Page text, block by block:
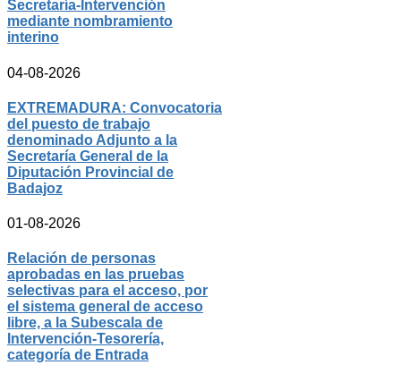
Secretaría-Intervención
mediante nombramiento
interino
04-08-2026
EXTREMADURA: Convocatoria
del puesto de trabajo
denominado Adjunto a la
Secretaría General de la
Diputación Provincial de
Badajoz
01-08-2026
Relación de personas
aprobadas en las pruebas
selectivas para el acceso, por
el sistema general de acceso
libre, a la Subescala de
Intervención-Tesorería,
categoría de Entrada